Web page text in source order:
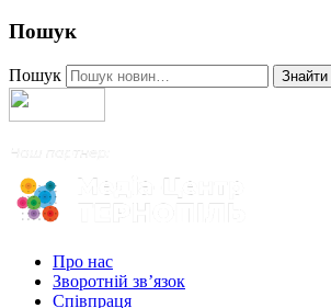
Пошук
Пошук Знайти
Про нас
Зворотній зв’язок
Співпраця